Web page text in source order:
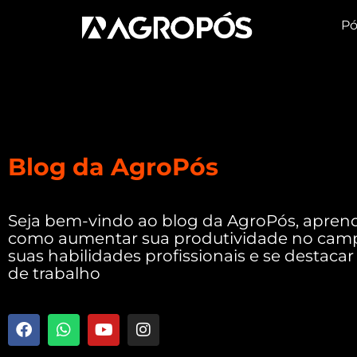
Blog da AgroPós
Seja bem-vindo ao blog da AgroPós,
como aumentar sua produtividade no
suas habilidades profissionais e se
de trabalho